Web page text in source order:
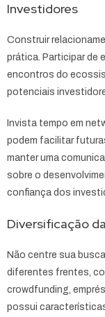
Investidores
Construir
prática. Participar de
encontros do
potenciais
Invista tempo em
podem facilitar
manter uma
sobre o
confiança dos
Diversificação
Não centre sua
diferentes frentes,
crowdfunding,
possui